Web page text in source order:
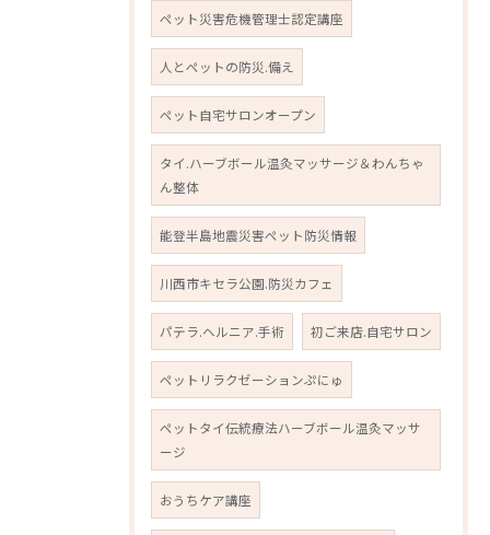
ペット災害危機管理士認定講座
人とペットの防災.備え
ペット自宅サロンオープン
タイ.ハーブボール温灸マッサージ＆わんちゃ
ん整体
能登半島地震災害ペット防災情報
川西市キセラ公園.防災カフェ
パテラ.ヘルニア.手術 初ご来店.自宅サロン
ペットリラクゼーションぷにゅ
ペットタイ伝統療法ハーブボール温灸マッサ
ージ
おうちケア講座